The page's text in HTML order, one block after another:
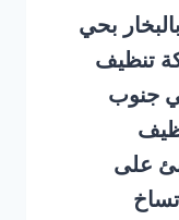
بحي
تنظيف
جنوب
على